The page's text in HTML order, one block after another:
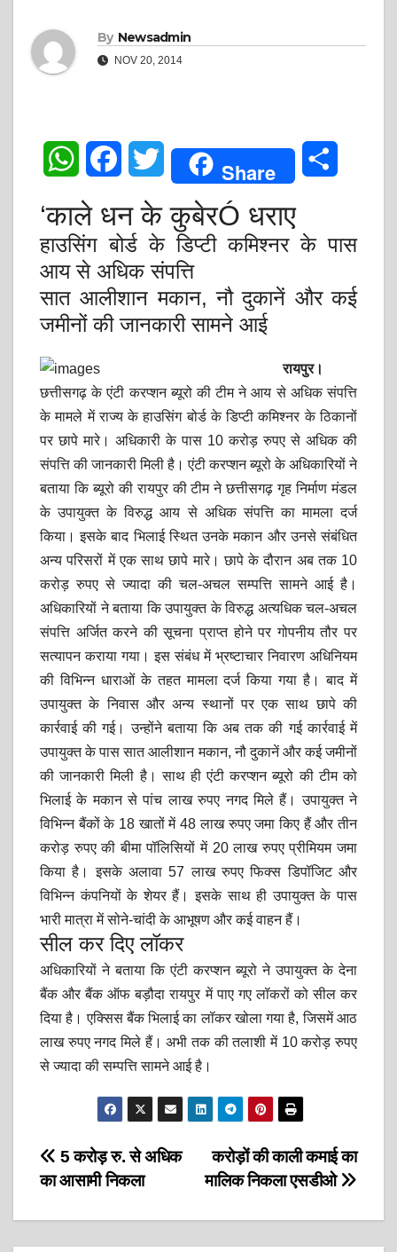
By Newsadmin
NOV 20, 2014
W
a
t
s
A
p
p
e
b
t
t
e
Share
e
‘काले धन के कुबेरÓ धराए
हाउसिंग बोर्ड के डिप्टी कमिश्नर के पास
आय से अधिक संपत्ति
सात आलीशान मकान, नौ दुकानें और कई
जमीनों की जानकारी सामने आई
रायपुर।
छत्तीसगढ़ के एंटी करप्शन ब्यूरो की टीम ने आय से अधिक संपत्ति
के मामले में राज्य के हाउसिंग बोर्ड के डिप्टी कमिश्नर के ठिकानों
पर छापे मारे। अधिकारी के पास 10 करोड़ रुपए से अधिक की
संपत्ति की जानकारी मिली है। एंटी करप्शन ब्यूरो के अधिकारियों ने
बताया कि ब्यूरो की रायपुर की टीम ने छत्तीसगढ़ गृह निर्माण मंडल
के उपायुक्त के विरुद्ध आय से अधिक संपत्ति का मामला दर्ज
किया। इसके बाद भिलाई स्थित उनके मकान और उनसे संबंधित
अन्य परिसरों में एक साथ छापे मारे। छापे के दौरान अब तक 10
करोड़ रुपए से ज्यादा की चल-अचल सम्पत्ति सामने आई है।
अधिकारियों ने बताया कि उपायुक्त के विरुद्ध अत्यधिक चल-अचल
संपत्ति अर्जित करने की सूचना प्राप्त होने पर गोपनीय तौर पर
सत्यापन कराया गया। इस संबंध में भ्रष्टाचार निवारण अधिनियम
की विभिन्न धाराओं के तहत मामला दर्ज किया गया है। बाद में
उपायुक्त के निवास और अन्य स्थानों पर एक साथ छापे की
कार्रवाई की गई। उन्होंने बताया कि अब तक की गई कार्रवाई में
उपायुक्त के पास सात आलीशान मकान, नौ दुकानें और कई जमीनों
की जानकारी मिली है। साथ ही एंटी करप्शन ब्यूरो की टीम को
भिलाई के मकान से पांच लाख रुपए नगद मिले हैं। उपायुक्त ने
विभिन्न बैंकों के 18 खातों में 48 लाख रुपए जमा किए हैं और तीन
करोड़ रुपए की बीमा पॉलिसियों में 20 लाख रुपए प्रीमियम जमा
किया है। इसके अलावा 57 लाख रुपए फिक्स डिपॉजिट और
विभिन्न कंपनियों के शेयर हैं। इसके साथ ही उपायुक्त के पास
भारी मात्रा में सोने-चांदी के आभूषण और कई वाहन हैं।
सील कर दिए लॉकर
अधिकारियों ने बताया कि एंटी करप्शन ब्यूरो ने उपायुक्त के देना
बैंक और बैंक ऑफ बड़ौदा रायपुर में पाए गए लॉकरों को सील कर
दिया है। एक्सिस बैंक भिलाई का लॉकर खोला गया है, जिसमें आठ
लाख रुपए नगद मिले हैं। अभी तक की तलाशी में 10 करोड़ रुपए
से ज्यादा की सम्पत्ति सामने आई है।
Post
करोड़ों की काली कमाई का
मालिक निकला एसडीओ
5 करोड़ रु. से अधिक
का आसामी निकला